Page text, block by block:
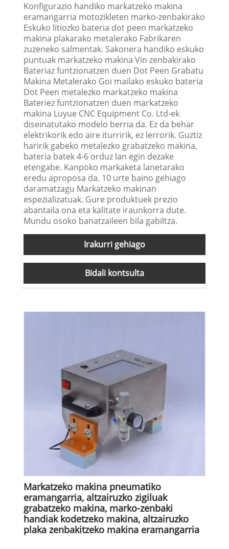
Konfigurazio handiko markatzeko makina
eramangarria motozikleten marko-zenbakirako
Eskuko litiozko bateria dot peen markatzeko
makina plakarako metalerako Fabrikaren
zuzeneko salmentak. Sakonera handiko eskuko
puntuak markatzeko makina Vin zenbakirako
Bateriaz funtzionatzen duen Dot Peen Grabatu
Makina Metalerako Goi mailako eskuko bateria
Dot Peen metalezko markatzeko makina
Bateriez funtzionatzen duen markatzeko
makina Luyue CNC Equipment Co. Ltd-ek
diseinatutako modelo berria da. Ez da behar
elektrikorik edo aire iturririk, ez lerrorik. Guztiz
haririk gabeko metalezko grabatzeko makina,
bateria batek 4-6 orduz lan egin dezake
etengabe. Kanpoko markaketa lanetarako
eredu aproposa da. 10 urte baino gehiago
daramatzagu Markatzeko makinan
espezializatuak. Gure produktuek prezio
abantaila ona eta kalitate iraunkorra dute.
Mundu osoko banatzaileen bila gabiltza.
Irakurri gehiago
Bidali kontsulta
Markatzeko makina pneumatiko
eramangarria, altzairuzko zigiluak
grabatzeko makina, marko-zenbaki
handiak kodetzeko makina, altzairuzko
plaka zenbakitzeko makina eramangarria